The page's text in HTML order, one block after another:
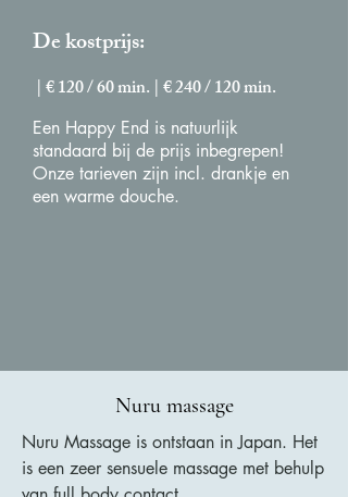
De kostprijs:
| € 120 / 60 min. | € 240 / 120 min.
Een Happy End is natuurlijk
standaard bij de prijs inbegrepen!​
Onze tarieven zijn incl. drankje en
een warme douche.
Nuru massage
Nuru Massage is ontstaan in Japan. Het
is een zeer sensuele massage met behulp